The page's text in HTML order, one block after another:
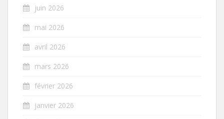
juin 2026
mai 2026
avril 2026
mars 2026
février 2026
janvier 2026